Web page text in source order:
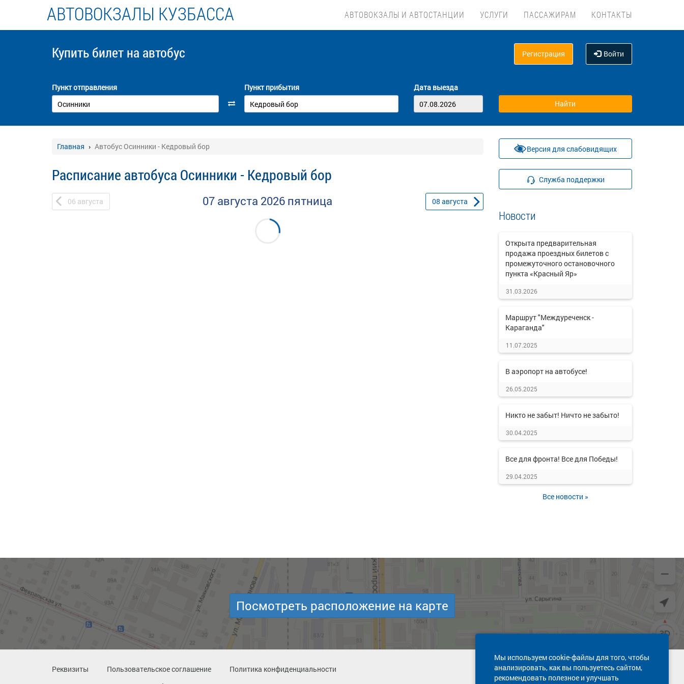
АВТОВОКЗАЛЫ КУЗБАССА АВТОВОКЗАЛЫ И АВТОСТАНЦИИ УСЛУГИ ПАССАЖИРАМ КОНТАКТЫ
Купить билет на автобус Регистрация Войти
Пункт отправления Пункт прибытия Дата выезда
Главная Автобус Осинники - Кедровый бор
Расписание автобуса Осинники - Кедровый бор
06 августа 07 августа 2026 пятница 08 августа
Версия для слабовидящих
Служба поддержки
Новости
Открыта предварительная
продажа проездных билетов с
промежуточного остановочного
пункта «Красный Яр»
31.03.2026
Маршрут "Междуреченск -
Караганда"
11.07.2025
В аэропорт на автобусе!
26.05.2025
Никто не забыт! Ничто не забыто!
30.04.2025
Все для фронта! Все для Победы!
29.04.2025
Все новости »
Мы используем cookie-файлы для того, чтобы
анализировать, как вы пользуетесь сайтом,
рекомендовать полезное и улучшать
Посмотреть расположение на карте
Реквизиты Пользовательское соглашение
Политика конфиденциальности
Техническая поддержка сайта